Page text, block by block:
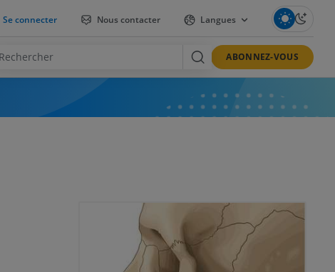
Se connecter Nous contacter Langues
ABONNEZ-VOUS